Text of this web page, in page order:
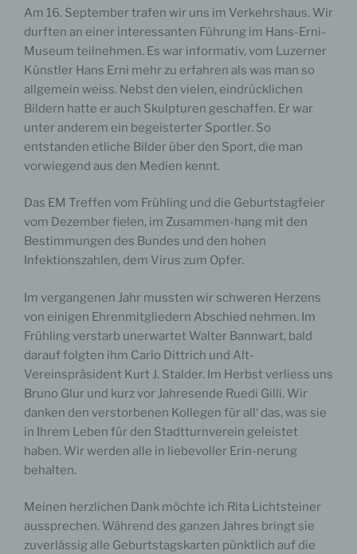
Am 16. September trafen wir uns im Verkehrshaus. Wir
durften an einer interessanten Führung im Hans-Erni-
Museum teilnehmen. Es war informativ, vom Luzerner
Künstler Hans Erni mehr zu erfahren als was man so
allgemein weiss. Nebst den vielen, eindrücklichen
Bildern hatte er auch Skulpturen geschaffen. Er war
unter anderem ein begeisterter Sportler. So
entstanden etliche Bilder über den Sport, die man
vorwiegend aus den Medien kennt.
Das EM Treffen vom Frühling und die Geburtstagfeier
vom Dezember fielen, im Zusammen-hang mit den
Bestimmungen des Bundes und den hohen
Infektionszahlen, dem Virus zum Opfer.
Im vergangenen Jahr mussten wir schweren Herzens
von einigen Ehrenmitgliedern Abschied nehmen. Im
Frühling verstarb unerwartet Walter Bannwart, bald
darauf folgten ihm Carlo Dittrich und Alt-
Vereinspräsident Kurt J. Stalder. Im Herbst verliess uns
Bruno Glur und kurz vor Jahresende Ruedi Gilli. Wir
danken den verstorbenen Kollegen für all‘ das, was sie
in Ihrem Leben für den Stadtturnverein geleistet
haben. Wir werden alle in liebevoller Erin-nerung
behalten.
Meinen herzlichen Dank möchte ich Rita Lichtsteiner
aussprechen. Während des ganzen Jahres bringt sie
zuverlässig alle Geburtstagskarten pünktlich auf die